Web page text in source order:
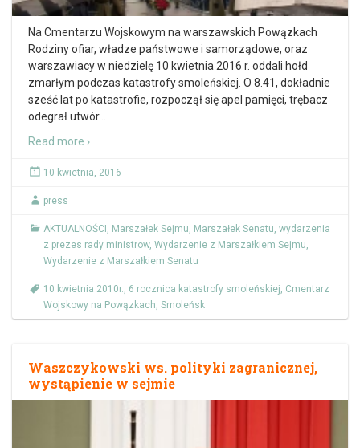
Na Cmentarzu Wojskowym na warszawskich Powązkach
Rodziny ofiar, władze państwowe i samorządowe, oraz
warszawiacy w niedzielę 10 kwietnia 2016 r. oddali hołd
zmarłym podczas katastrofy smoleńskiej. O 8.41, dokładnie
sześć lat po katastrofie, rozpoczął się apel pamięci, trębacz
odegrał utwór…
Read more ›
10 kwietnia, 2016
press
AKTUALNOŚCI , Marszałek Sejmu, Marszałek Senatu, wydarzenia
z prezes rady ministrow, Wydarzenie z Marszałkiem Sejmu,
Wydarzenie z Marszałkiem Senatu
10 kwietnia 2010r., 6 rocznica katastrofy smoleńskiej, Cmentarz
Wojskowy na Powązkach, Smoleńsk
Waszczykowski ws. polityki zagranicznej,
wystąpienie w sejmie